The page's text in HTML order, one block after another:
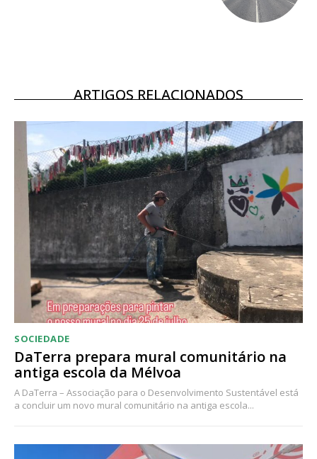
ARTIGOS RELACIONADOS
SOCIEDADE
DaTerra prepara mural comunitário na
antiga escola da Mélvoa
A DaTerra – Associação para o Desenvolvimento Sustentável está
a concluir um novo mural comunitário na antiga escola...